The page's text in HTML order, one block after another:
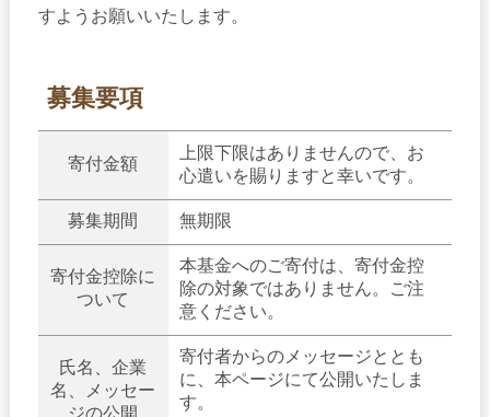
すようお願いいたします。
募集要項
寄付金額
上限下限はありませんので、お
心遣いを賜りますと幸いです。
募集期間 無期限
寄付金控除に
ついて
本基金へのご寄付は、寄付金控
除の対象ではありません。ご注
意ください。
氏名、企業
名、メッセー
ジの公開
寄付者からのメッセージととも
に、本ページにて公開いたしま
す。